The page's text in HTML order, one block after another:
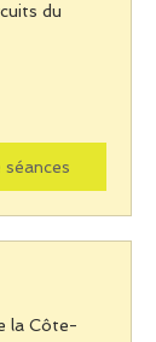
du
la Côte-